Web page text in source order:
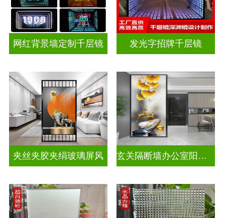
网红背景墙定制千层镜 发光字招牌千层镜
夹丝夹胶夹绢玻璃屏风 玄关隔断墙办公室阳台挡门山水画背景墙玻璃